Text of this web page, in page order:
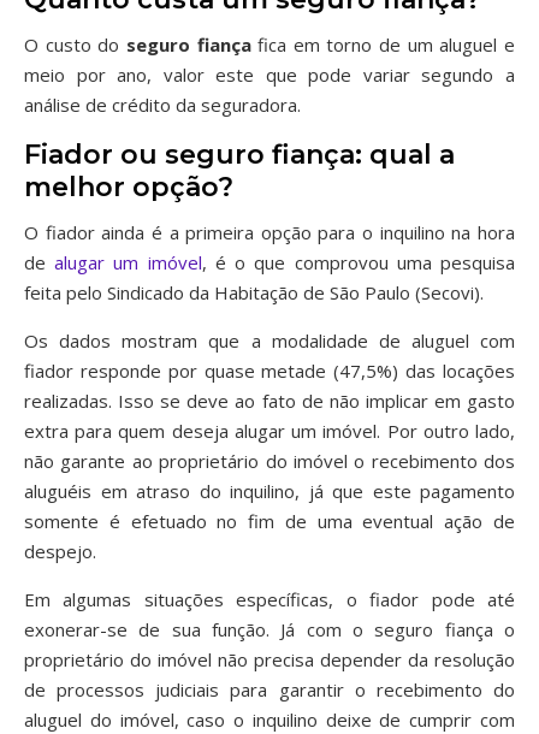
O custo do seguro fiançafica em torno de um aluguel e
meio por ano, valor este que pode variar segundo a
análise de crédito da seguradora.
Fiador ou seguro fiança: qual a
melhor opção?
O fiador ainda é a primeira opção para o inquilino na hora
dealugar um imóvel, é o que comprovou uma pesquisa
feita pelo Sindicado da Habitação de São Paulo (Secovi).
Os dados mostram que a modalidade de aluguel com
fiador responde por quase metade (47,5%) das locações
realizadas. Isso se deve ao fato de não implicar em gasto
extra para quem deseja alugar um imóvel. Por outro lado,
não garante ao proprietário do imóvel o recebimento dos
aluguéis em atraso do inquilino, já que este pagamento
somente é efetuado no fim de uma eventual ação de
despejo.
Em algumas situações específicas, o fiador pode até
exonerar-se de sua função. Já com o seguro fiança o
proprietário do imóvel não precisa depender da resolução
de processos judiciais para garantir o recebimento do
aluguel do imóvel, caso o inquilino deixe de cumprir com